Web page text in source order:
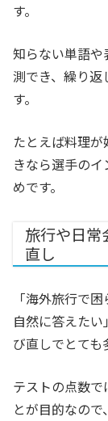
す。
知らない単語
測でき、繰り返
す。
たとえば料理
きなら選手の
めです。
旅行や日常
直し
「海外旅行で
自然に答えた
び直しでとても
テストの点数
とが目的なの